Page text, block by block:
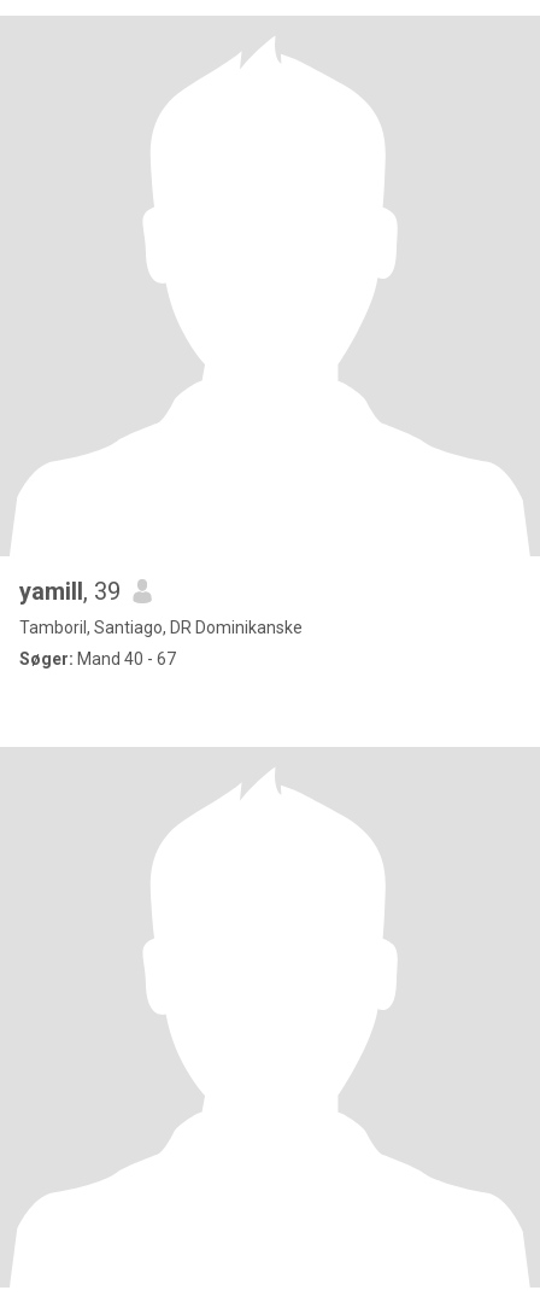
yamill, 39
Tamboril, Santiago, DR Dominikanske
Søger: Mand 40 - 67